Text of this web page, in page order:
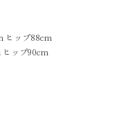
ヒップ88cm
ップ90cm